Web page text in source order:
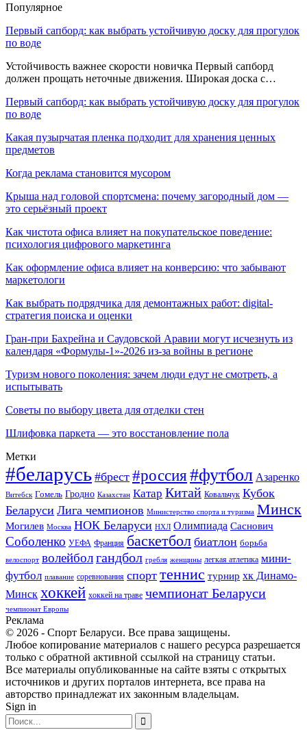
Популярное
Первый сапборд: как выбрать устойчивую доску для прогулок
по воде
Устойчивость важнее скорости новичка Первый сапборд
должен прощать неточные движения. Широкая доска с…
Первый сапборд: как выбрать устойчивую доску для прогулок
по воде
Какая пузырчатая пленка подходит для хранения ценных
предметов
Когда реклама становится мусором
Крыша над головой спортсмена: почему загородный дом —
это серьёзный проект
Как чистота офиса влияет на покупательское поведение:
психология цифрового маркетинга
Как оформление офиса влияет на конверсию: что забывают
маркетологи
Как выбрать подрядчика для демонтажных работ: digital-
стратегия поиска и оценки
Гран-при Бахрейна и Саудовской Аравии могут исчезнуть из
календаря «Формулы-1»-2026 из-за войны в регионе
Туризм нового поколения: зачем люди едут не смотреть, а
испытывать
Советы по выбору цвета для отделки стен
Шлифовка паркета — это восстановление пола
Метки
#беларусь #брест #россия#футбол Азаренко
Витебск Гомель Гродно Казахстан Катар Китай Ковальчук Кубок
Беларуси Лига чемпионов Министерство спорта и туризма Минск
Могилев Москва НОК Беларуси НХЛ Олимпиада Саснович
Соболенко УЕФА Франция баскетбол биатлон борьба
велоспорт волейболгандбол гребля женщины легкая атлетика мини-
футбол плавание соревнования спорт теннис турнир хк Динамо-
Минск хоккей хоккей на траве чемпионат Беларуси
чемпионат Европы
Реклама
© 2026 - Спорт Беларуси. Все права защищены.
Любое копирование материалов с нашего ресурса разрешается
только с обратной активной ссылкой на страницу статьи.
Все материалы опубликованные на сайте взяты с открытых
источников и других порталов интернета, все права на
авторство принадлежат их законным владельцам.
Sign in